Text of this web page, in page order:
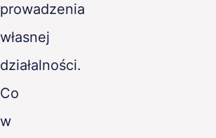
prowadzenia
własnej
działalności.
Co
w